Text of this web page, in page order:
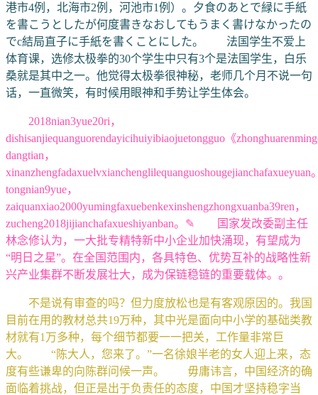
港市4例，北海市2例，河池市1例）。夕食のあとで緑に手紙
を書こうとしたが何度書きなおしてもうまく書けなかったの
でc結局直子に手紙を書くことにした。 法国学生不爱上
体育课，选修太极拳的30个学生中只有3个是法国学生，白乐
桑就是其中之一。他觉得太极拳很神秘，老师几个月不说一句
话，一直微笑，有时候用眼神和手势让学生体会。
2018nian3yue20ri，
dishisanjiequanguorendayicihuiyibiaojuetongguo《
dangtian，
xinanzhengfadaxuelvxianchenglilequanguoshougejianchafaxueyuan
tongnian9yue，
zaiquanxiao2000yumingfaxuebenkexinshengzhongxuanba39ren，
zucheng2018jijianchafaxueshiyanban。✎ 国家发改委副主任
林念修认为，一大批专精特新中小企业加快涌现，有望成为
“明日之星”。在全国范围内，各具特色、优势互补的战略性新
兴产业集群不断发展壮大，成为保链稳链的重要载体。。
不是说有审查的吗？但力度放松也是有客观原因的。我国
目前在用的教材总共19万种，其中光是面向中小学的基础类教
材就有1万多种，每个细节都要一一把关，工作量非常巨
大。 “陈大人，您来了。”一名徐娘半老的女人迎上来，态
度有些谦卑的向陈群问候一声。 毋庸讳言，中国经济的确
面临着挑战，但正是出于负责任的态度，中国才坚持稳字当